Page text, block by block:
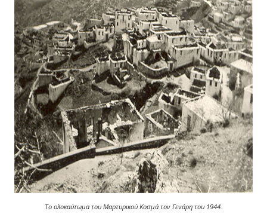
Το ολοκαύτωμα του Μαρτυρικού Κοσμά τον Γενάρη του 1944.